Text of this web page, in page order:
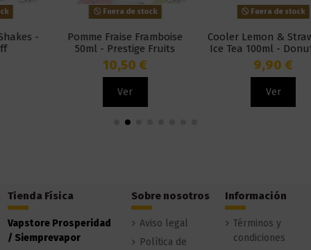
Fuera de stock
Pomme Fraise Framboise
50ml - Prestige Fruits
10,50 €
Fuera de stock
Cooler Lemon & Strawberry
Ice Tea 100ml - Donut King
Tienda Física
Vapstore Prosperidad
/ Siemprevapor
Sobre nosotros
Aviso legal
Política de
Información
Términos y
condiciones